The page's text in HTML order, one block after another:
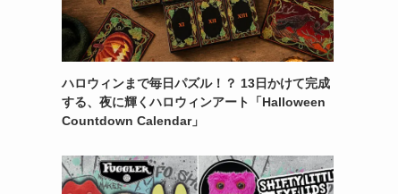
ハロウィンまで毎日パズル！？ 13日かけて完成
する、夜に輝くハロウィンアート「Halloween
Countdown Calendar」